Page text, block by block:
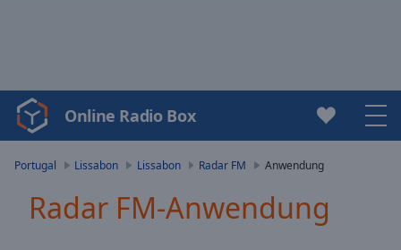
Video
Player
Video
Online Radio Box
Portugal Lissabon Lissabon Radar FM Anwendung
Radar FM-Anwendung